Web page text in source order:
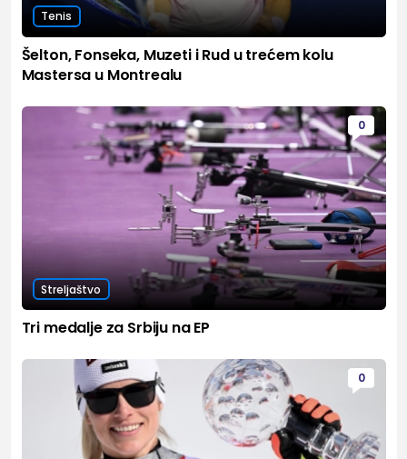
Tenis
Šelton, Fonseka, Muzeti i Rud u trećem kolu
Mastersa u Montrealu
0
Streljaštvo
Tri medalje za Srbiju na EP
0